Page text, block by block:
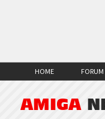
HOME FORUM
AMIGA